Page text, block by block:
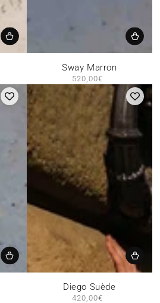
Sway Marron
Prix
normal
520,00€
Diego Suède
Prix
420,00€